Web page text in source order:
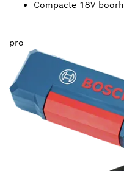
Compacte 18V
pro